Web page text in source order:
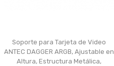
Soporte para Tarjeta de Video
ANTEC DAGGER ARGB, Ajustable en
Altura, Estructura Metálica,